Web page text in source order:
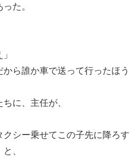
た。
から誰か車で送って行ったほう
に、主任が、
クシー乗せてこの子先に降ろす
、